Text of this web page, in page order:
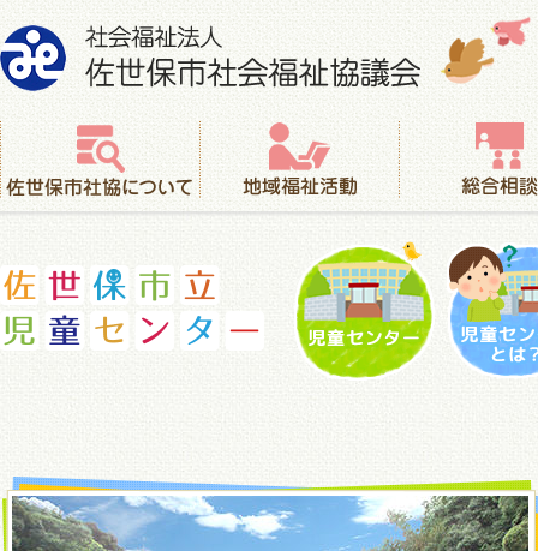
社会福祉法人 佐世保市社会福祉協議会
佐世保市社協について
地域福祉活動 総合相談
佐世保市立児童センター